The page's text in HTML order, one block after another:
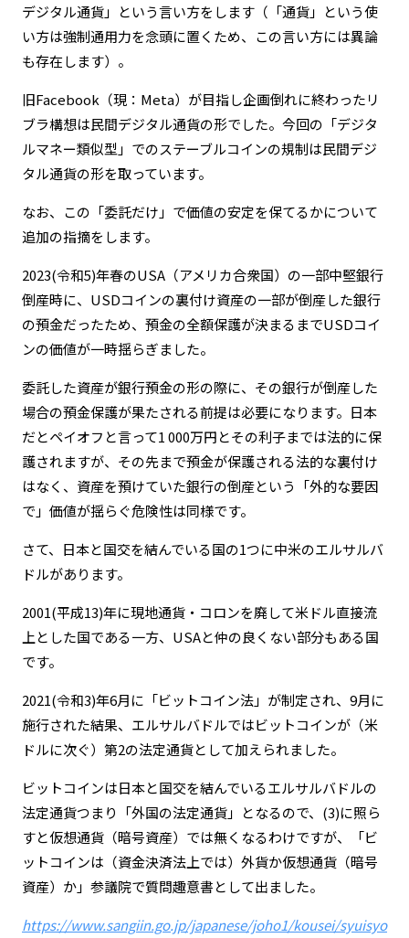
デジタル通貨」という言い方をします（「通貨」という使
い方は強制通用力を念頭に置くため、この言い方には異論
も存在します）。
旧Facebook（現：Meta）が目指し企画倒れに終わったリ
ブラ構想は民間デジタル通貨の形でした。今回の「デジタ
ルマネー類似型」でのステーブルコインの規制は民間デジ
タル通貨の形を取っています。
なお、この「委託だけ」で価値の安定を保てるかについて
追加の指摘をします。
2023(令和5)年春のUSA（アメリカ合衆国）の一部中堅銀行
倒産時に、USDコインの裏付け資産の一部が倒産した銀行
の預金だったため、預金の全額保護が決まるまでUSDコイ
ンの価値が一時揺らぎました。
委託した資産が銀行預金の形の際に、その銀行が倒産した
場合の預金保護が果たされる前提は必要になります。日本
だとペイオフと言って1 000万円とその利子までは法的に保
護されますが、その先まで預金が保護される法的な裏付け
はなく、資産を預けていた銀行の倒産という「外的な要因
で」価値が揺らぐ危険性は同様です。
さて、日本と国交を結んでいる国の1つに中米のエルサルバ
ドルがあります。
2001(平成13)年に現地通貨・コロンを廃して米ドル直接流
上とした国である一方、USAと仲の良くない部分もある国
です。
2021(令和3)年6月に「ビットコイン法」が制定され、9月に
施行された結果、エルサルバドルではビットコインが（米
ドルに次ぐ）第2の法定通貨として加えられました。
ビットコインは日本と国交を結んでいるエルサルバドルの
法定通貨つまり「外国の法定通貨」となるので、(3)に照ら
すと仮想通貨（暗号資産）では無くなるわけですが、「ビ
ットコインは（資金決済法上では）外貨か仮想通貨（暗号
資産）か」参議院で質問趣意書として出ました。
https://www.sangiin.go.jp/japanese/joho1/kousei/syuisyo